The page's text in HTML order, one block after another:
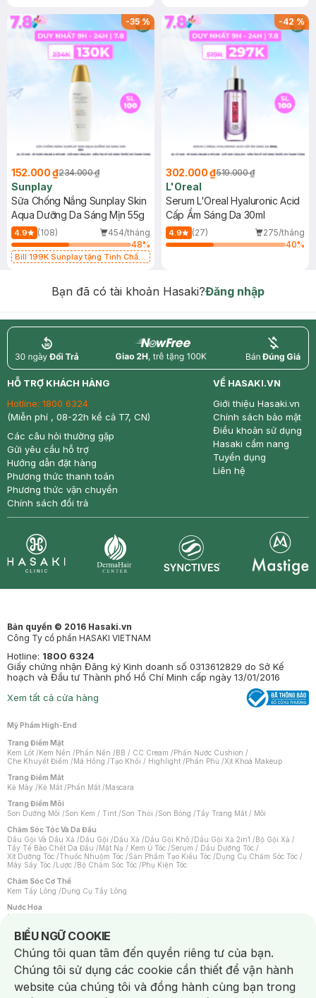
-35%
152.000 ₫234.000 ₫
Sunplay
Sữa Chống Nắng Sunplay Skin
Aqua Dưỡng Da Sáng Mịn 55g
4.9 (108)
454/tháng
48%
Bill 199K Sunplay tặng Tinh Chất
-42%
302.000 ₫519.000 ₫
L'Oreal
Serum L'Oreal Hyaluronic Acid
Cấp Ẩm Sáng Da 30ml
4.9 (27)
275/tháng
40%
Bạn đã có tài khoản Hasaki?Đăng nhập
return nowfree price
HỖ TRỢ KHÁCH HÀNG
Hotline: 1800 6324
(Miễn phí , 08-22h kể cả T7, CN)
Các câu hỏi thường gặp
Gửi yêu cầu hỗ trợ
Hướng dẫn đặt hàng
Phương thức thanh toán
Phương thức vận chuyển
Chính sách đổi trả
VỀ HASAKI.VN
Giới thiệu Hasaki.vn
Chính sách bảo mật
Điều khoản sử dụng
Hasaki cẩm nang
Tuyển dụng
Liên hệ
Bản quyền © 2016 Hasaki.vn
Công Ty cổ phần HASAKI VIETNAM
Hotline: 1800 6324
Giấy chứng nhận Đăng ký Kinh doanh số 0313612829 do Sở Kế
hoạch và Đầu tư Thành phố Hồ Chí Minh cấp ngày 13/01/2016
Xem tất cả cửa hàng
Mỹ Phẩm High-End
Trang Điểm Mặt
Kem Lót /Kem Nền /Phấn Nền /BB / CC Cream /Phấn Nước Cushion /
Che Khuyết Điểm /Má Hồng /Tạo Khối / Highlight /Phấn Phủ /Xịt Khoá Makeup
Trang Điểm Mắt
Kẻ Mày /Kẻ Mắt /Phấn Mắt /Mascara
Trang Điểm Môi
Son Dưỡng Môi /Son Kem / Tint /Son Thỏi /Son Bóng /Tẩy Trang Mắt / Môi
Chăm Sóc Tóc Và Da Đầu
Dầu Gội Và Dầu Xả /Dầu Gội /Dầu Xả /Dầu Gội Khô /Dầu Gội Xả 2in1 /Bộ Gội Xả /
Tẩy Tế Bào Chết Da Đầu /Mặt Nạ / Kem Ủ Tóc /Serum / Dầu Dưỡng Tóc /
Xịt Dưỡng Tóc /Thuốc Nhuộm Tóc /Sản Phẩm Tạo Kiểu Tóc /Dụng Cụ Chăm Sóc Tóc /
Máy Sấy Tóc /Lược /Bộ Chăm Sóc Tóc /Phụ Kiện Tóc
Chăm Sóc Cơ Thể
Kem Tẩy Lông /Dụng Cụ Tẩy Lông
Nước Hoa
Nước Hoa Nữ
Chăm Sóc Cá Nhân
Chống Muỗi /Khẩu Trang /Máy Massage/Mặt Nạ Xông Hơi /Nước Rửa Tay/
Sản Phẩm Chăm Sóc Khác /Bàn Chải Đánh Răng /Bàn Chải Điện/
Hỗ Trợ Trắng Răng/Kem Đánh Răng /Máy Tăm Nước/ Nước Súc Miệng/
Tăm / Chỉ Nha Khoa/ Xịt Thơm Miệng / Dung Dịch Vệ Sinh/Dưỡng Vùng Kín/
Khăn Ướt Vệ Sinh Vùng Kín/Băng Vệ Sinh/Tampon/Bọt Cạo Râu /Dao Cạo Râu/
Máy Cạo Râu
BIỂU NGỮ COOKIE
Notice about cookies usage
Chúng tôi quan tâm đến quyền riêng tư của bạn.
Chúng tôi sử dụng các cookie cần thiết để vận hành
website của chúng tôi và đồng hành cùng bạn trong